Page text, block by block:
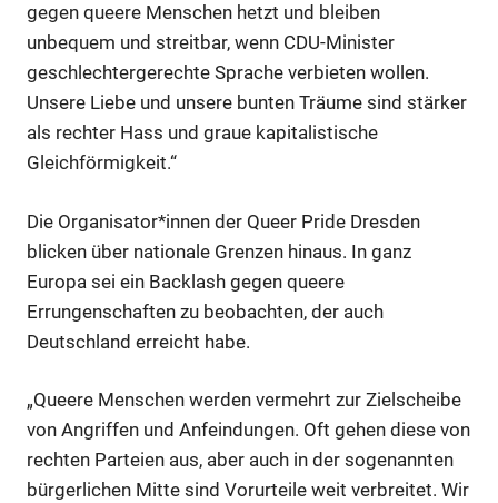
Anzeige
gegen queere Menschen hetzt und bleiben
unbequem und streitbar, wenn CDU-Minister
geschlechtergerechte Sprache verbieten wollen.
Unsere Liebe und unsere bunten Träume sind stärker
als rechter Hass und graue kapitalistische
Gleichförmigkeit.“
Die Organisator*innen der Queer Pride Dresden
blicken über nationale Grenzen hinaus. In ganz
Europa sei ein Backlash gegen queere
Errungenschaften zu beobachten, der auch
Deutschland erreicht habe.
„Queere Menschen werden vermehrt zur Zielscheibe
von Angriffen und Anfeindungen. Oft gehen diese von
rechten Parteien aus, aber auch in der sogenannten
bürgerlichen Mitte sind Vorurteile weit verbreitet. Wir